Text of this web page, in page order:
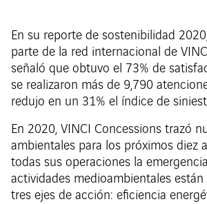
En su reporte de sostenibilidad
parte de la red internacional de
señaló que obtuvo el 73% de
se realizaron más de 9,790
redujo en un 31% el índice de
En 2020, VINCI Concessions trazó
ambientales para los próximos diez
todas sus operaciones la
actividades medioambientales
tres ejes de acción: eficiencia